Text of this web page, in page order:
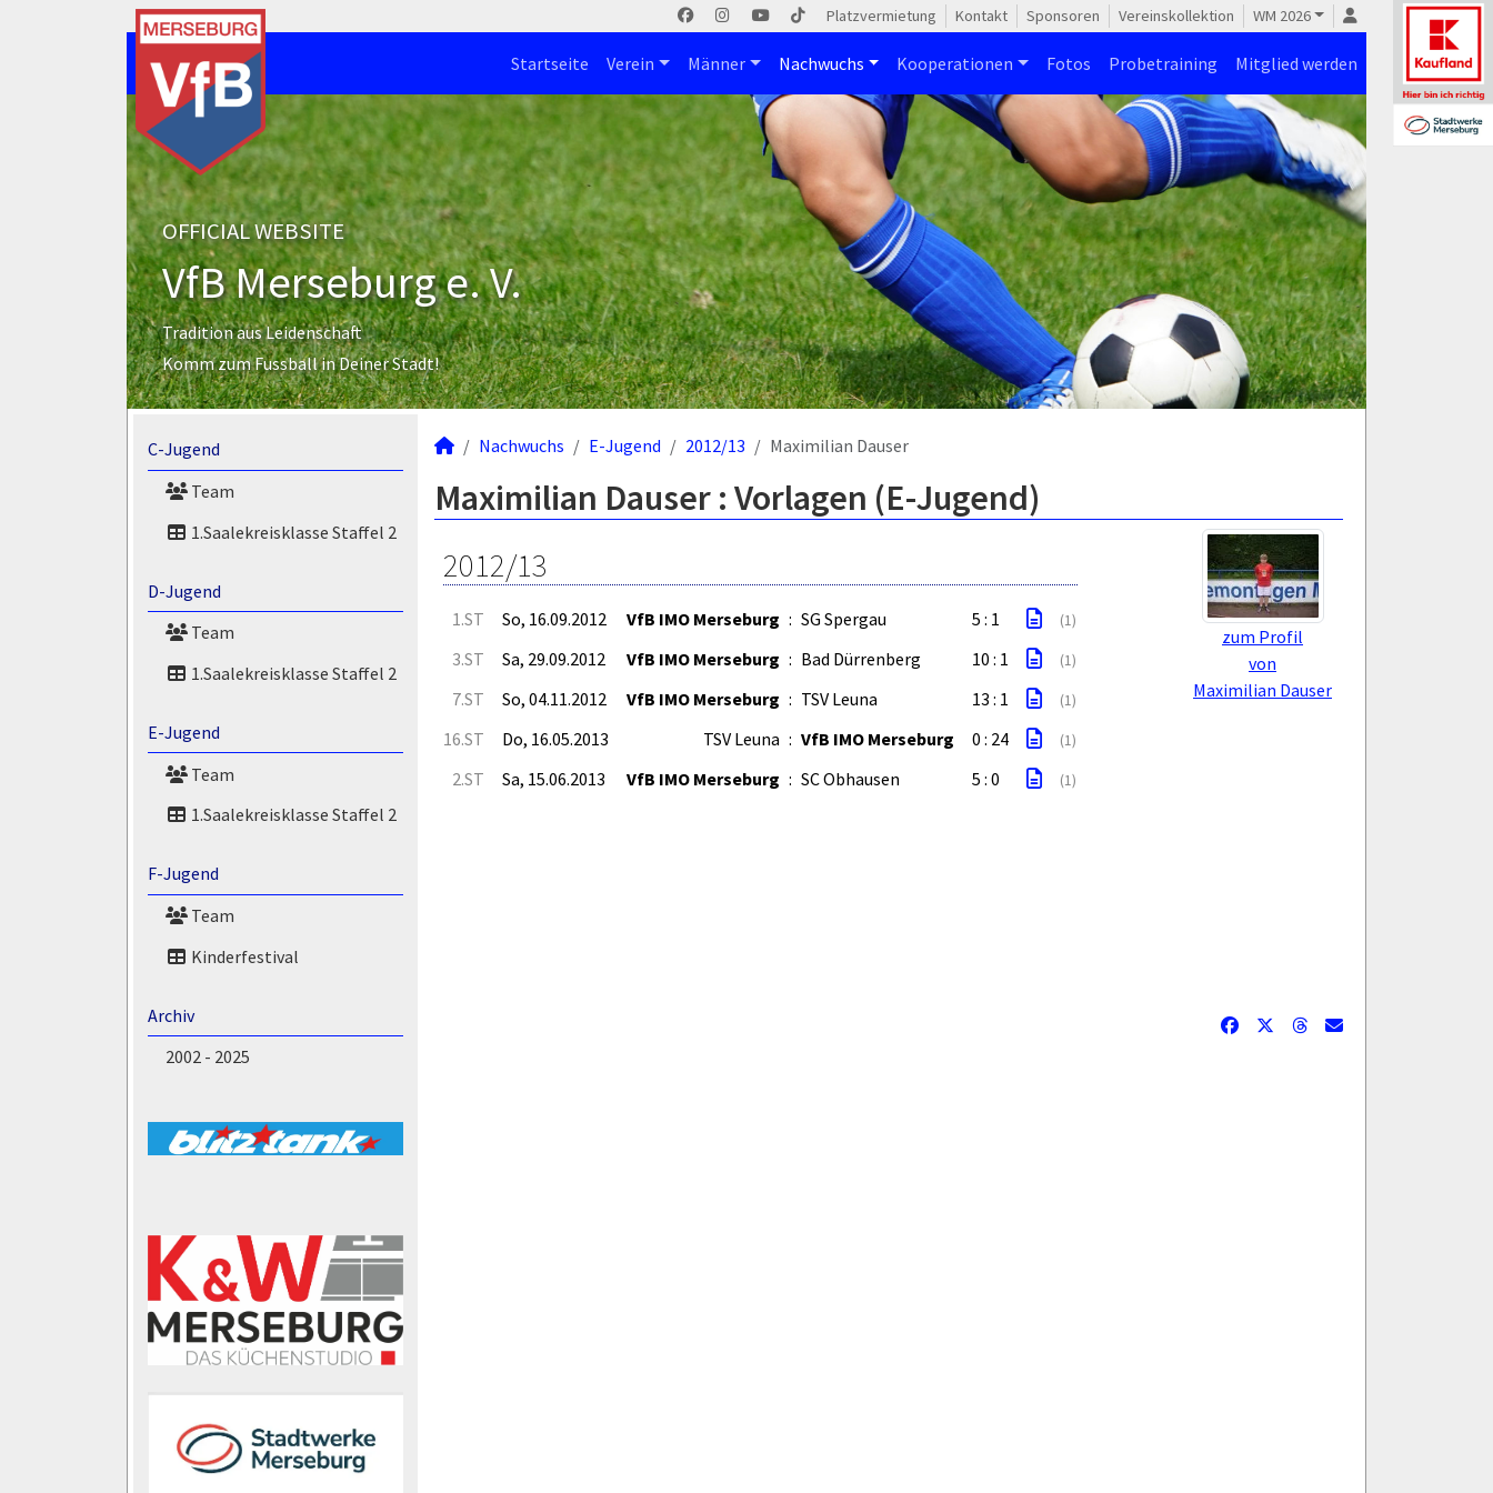
Platzvermietung Kontakt Sponsoren Vereinskollektion WM 2026
Startseite Verein Männer Nachwuchs Kooperationen Fotos Probetraining Mitglied werden
OFFICIAL WEBSITE
VfB Merseburg e. V.
Tradition aus Leidenschaft
Komm zum Fussball in Deiner Stadt!
C-Jugend
Team
1.Saalekreisklasse Staffel 2
D-Jugend
Team
1.Saalekreisklasse Staffel 2
E-Jugend
Team
1.Saalekreisklasse Staffel 2
F-Jugend
Team
Kinderfestival
Archiv
2002 - 2025
Nachwuchs E-Jugend 2012/13 Maximilian Dauser
Maximilian Dauser : Vorlagen (E-Jugend)
zum Profil
von
Maximilian Dauser
2012/13
1.ST So, 16.09.2012 VfB IMO Merseburg : SG Spergau 5 : 1 (1)
3.ST Sa, 29.09.2012 VfB IMO Merseburg : Bad Dürrenberg 10 : 1 (1)
7.ST So, 04.11.2012 VfB IMO Merseburg : TSV Leuna 13 : 1 (1)
16.ST Do, 16.05.2013 TSV Leuna : VfB IMO Merseburg 0 : 24 (1)
2.ST Sa, 15.06.2013 VfB IMO Merseburg : SC Obhausen 5 : 0 (1)